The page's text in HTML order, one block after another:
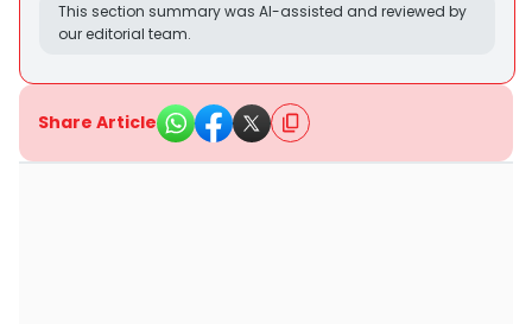
This section summary was AI-assisted and reviewed by
our editorial team.
Share Article